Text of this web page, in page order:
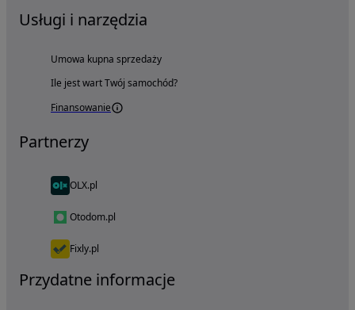
Usługi i narzędzia
Umowa kupna sprzedaży
Ile jest wart Twój samochód?
Finansowanie
Partnerzy
OLX.pl
Otodom.pl
Fixly.pl
Przydatne informacje